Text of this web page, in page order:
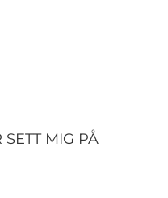
MIG PÅ